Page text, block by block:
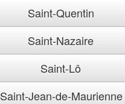
Saint-Quentin
Saint-Nazaire
Saint-Lô
Saint-Jean-de-Maurienne